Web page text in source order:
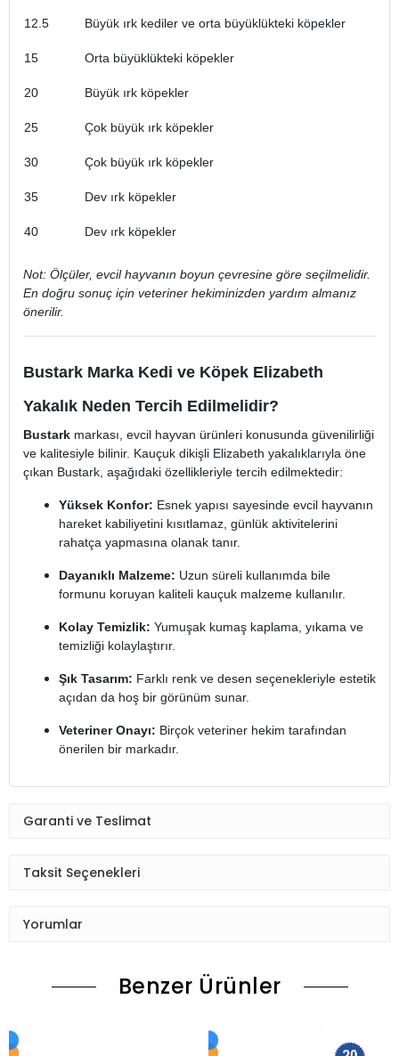
12.5 Büyük ırk kediler ve orta büyüklükteki köpekler
15 Orta büyüklükteki köpekler
20 Büyük ırk köpekler
25 Çok büyük ırk köpekler
30 Çok büyük ırk köpekler
35 Dev ırk köpekler
40 Dev ırk köpekler
Not: Ölçüler, evcil hayvanın boyun çevresine göre seçilmelidir.
En doğru sonuç için veteriner hekiminizden yardım almanız
önerilir.
Bustark Marka Kedi ve Köpek Elizabeth
Yakalık Neden Tercih Edilmelidir?
Bustark markası, evcil hayvan ürünleri konusunda güvenilirliği
ve kalitesiyle bilinir. Kauçuk dikişli Elizabeth yakalıklarıyla öne
çıkan Bustark, aşağıdaki özellikleriyle tercih edilmektedir:
Yüksek Konfor: Esnek yapısı sayesinde evcil hayvanın
hareket kabiliyetini kısıtlamaz, günlük aktivitelerini
rahatça yapmasına olanak tanır.
Dayanıklı Malzeme: Uzun süreli kullanımda bile
formunu koruyan kaliteli kauçuk malzeme kullanılır.
Kolay Temizlik: Yumuşak kumaş kaplama, yıkama ve
temizliği kolaylaştırır.
Şık Tasarım: Farklı renk ve desen seçenekleriyle estetik
açıdan da hoş bir görünüm sunar.
Veteriner Onayı: Birçok veteriner hekim tarafından
önerilen bir markadır.
Garanti ve Teslimat
Taksit Seçenekleri
Yorumlar
Benzer Ürünler